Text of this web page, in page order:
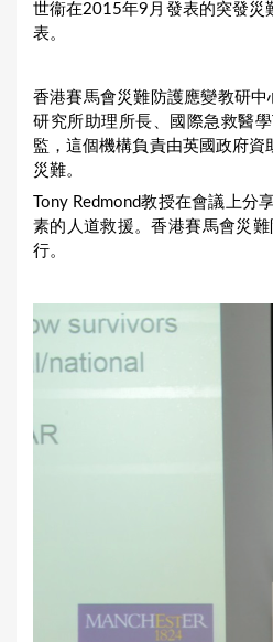
世衞在2015年9月發表的突發災
表。
香港賽馬會災難防護應變教研
研究所助理所長、國際急救醫
監，這個機構負責由英國政府
災難。
Tony Redmond教授在會議上
素的人道救援。香港賽馬會災
行。